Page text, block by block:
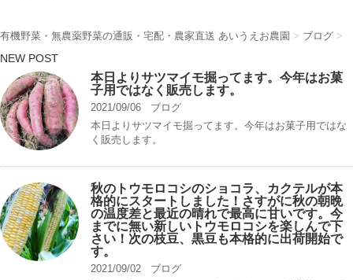
有機野菜・無農薬野菜の通販・宅配・農家直送 あいうえお農園 > ブログ >
NEW POST
本日よりサツマイモ掘ってます。今年はお菓
子用ではなく販売します。
2021/09/06
ブログ
本日よりサツマイモ掘ってます。今年はお菓子用ではな
く販売します。
秋のトウモロコシのショコラ、カクテルが本
格的にスタートしました！さすがに秋の朝晩
の温度差と最近の晴れで最高に甘いです。今
までに無い新しいトウモロコシを楽しんで下
さい！次の枝豆、黒豆も本格的に出荷開始で
す。
2021/09/02
ブログ